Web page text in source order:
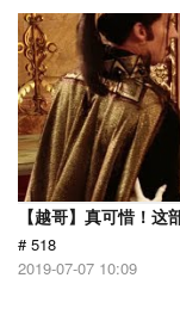
【越哥】真可惜！这
# 518
2019-07-07 10:09